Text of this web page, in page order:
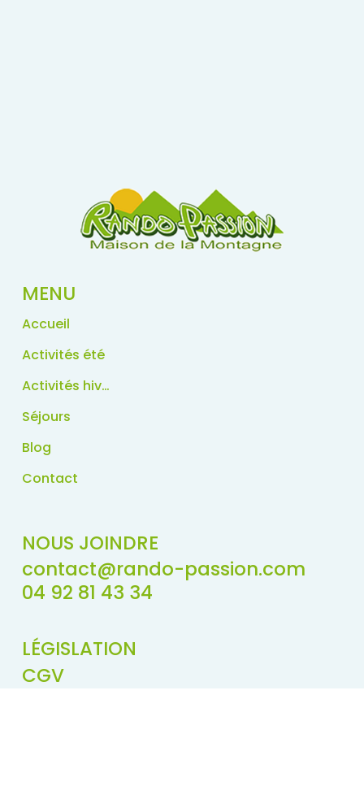
MENU
Accueil
Activités été
Activités hiver
Séjours
Blog
Contact
NOUS JOINDRE
contact@rando-passion.com
04 92 81 43 34
LÉGISLATION
CGV